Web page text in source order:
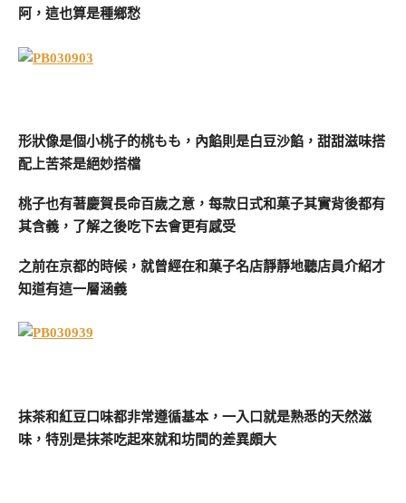
阿，這也算是種鄉愁
形狀像是個小桃子的桃もも，內餡則是白豆沙餡，甜甜滋味搭
配上苦茶是絕妙搭檔
桃子也有著慶賀長命百歲之意，每款日式和菓子其實背後都有
其含義，了解之後吃下去會更有感受
之前在京都的時候，就曾經在和菓子名店靜靜地聽店員介紹才
知道有這一層涵義
抹茶和紅豆口味都非常遵循基本，一入口就是熟悉的天然滋
味，特別是抹茶吃起來就和坊間的差異頗大